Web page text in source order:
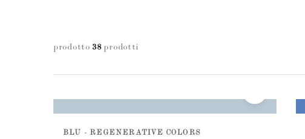
prodotto38 prodotti
BLU - REGENERATIVE COLORS